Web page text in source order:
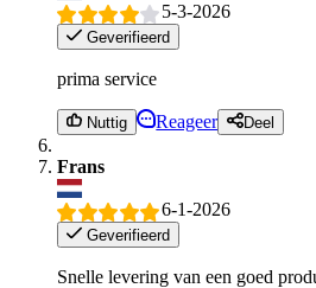
5-3-2026
Geverifieerd
prima service
Nuttig Reageer Deel
Frans
6-1-2026
Geverifieerd
Snelle levering van een goed